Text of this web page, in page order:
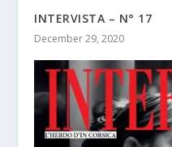
INTERVISTA – N° 17
December 29, 2020